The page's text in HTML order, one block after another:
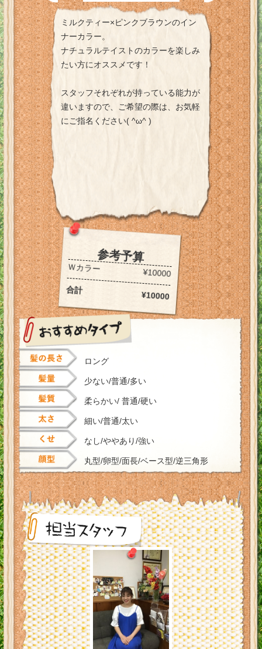
ミルクティー×ピンクブラウンのイン
ナーカラー。
ナチュラルテイストのカラーを楽しみ
たい方にオススメです！
スタッフそれぞれが持っている能力が
違いますので、ご希望の際は、お気軽
にご指名ください( ^ω^ )
参考予算
Ｗカラー ¥10000
合計
¥10000
ロング
少ない/普通/多い
柔らかい/ 普通/硬い
細い/普通/太い
なし/ややあり/強い
丸型/卵型/面長/ベース型/逆三角形